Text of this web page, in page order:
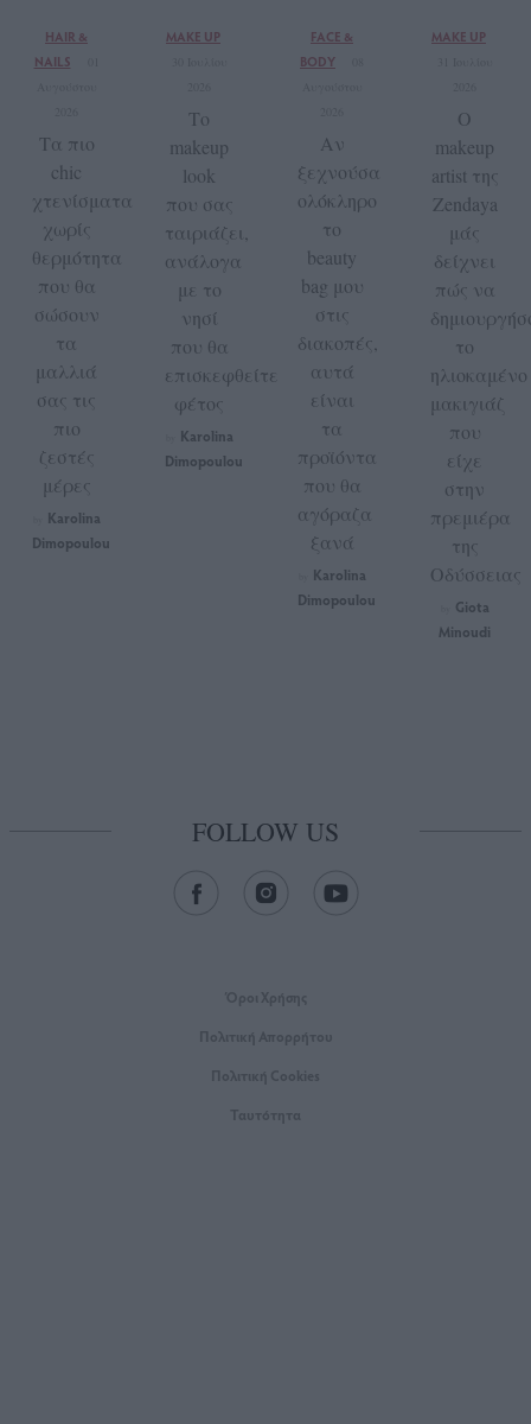
HAIR &
NAILS
Τα πιο
chic
χτενίσματα
χωρίς
θερμότητα
που θα
σώσουν
τα
μαλλιά
σας τις
πιο
ζεστές
μέρες
Karolina
Dimopoulou
MAKE UP
Το
makeup
look
που σας
ταιριάζει,
ανάλογα
με το
νησί
που θα
επισκεφθείτε
φέτος
Karolina
Dimopoulou
FACE &
BODY
Αν
ξεχνούσα
ολόκληρο
το
beauty
bag μου
στις
διακοπές,
αυτά
είναι
τα
προϊόντα
που θα
αγόραζα
ξανά
Karolina
Dimopoulou
MAKE UP
Ο
makeup
artist της
Zendaya
μάς
δείχνει
πώς να
το
ηλιοκαμένο
μακιγιάζ
που
είχε
στην
πρεμιέρα
της
Οδύσσειας
Giota
Minoudi
FOLLOW US
Όροι Xρήσης
Πολιτική Απορρήτου
Πολιτική Cookies
Ταυτότητα